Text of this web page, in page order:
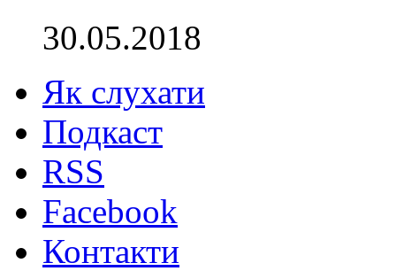
30.05.2018
Як слухати
Подкаст
RSS
Facebook
Контакти